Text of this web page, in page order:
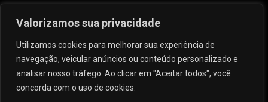
Valorizamos sua privacidade
Utilizamos cookies para melhorar sua experiência de
navegação, veicular anúncios ou conteúdo personalizado e
analisar nosso tráfego. Ao clicar em "Aceitar todos", você
concorda com o uso de cookies.
(82) 99621-8806